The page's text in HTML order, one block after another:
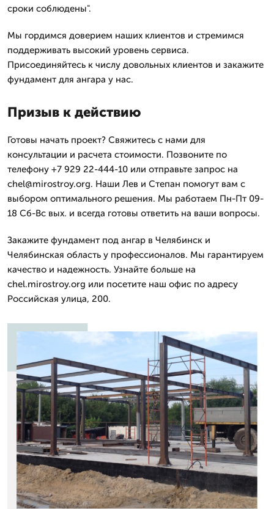
сроки соблюдены".
Мы гордимся доверием наших клиентов и стремимся
поддерживать высокий уровень сервиса.
Присоединяйтесь к числу довольных клиентов и закажите
фундамент для ангара у нас.
Призыв к действию
Готовы начать проект? Свяжитесь с нами для
консультации и расчета стоимости. Позвоните по
телефону +7 929 22-444-10 или отправьте запрос на
chel@mirostroy.org. Наши Лев и Степан помогут вам с
выбором оптимального решения. Мы работаем Пн-Пт 09-
18 Сб-Вс вых. и всегда готовы ответить на ваши вопросы.
Закажите фундамент под ангар в Челябинск и
Челябинская область у профессионалов. Мы гарантируем
качество и надежность. Узнайте больше на
chel.mirostroy.org или посетите наш офис по адресу
Российская улица, 200.